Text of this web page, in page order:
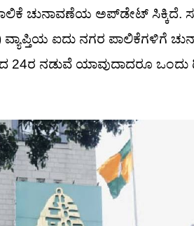
ಚುನಾವಣೆಯ ಅಪ್‌ಡೇಟ್ ಸಿಕ್ಕಿದೆ.
ವ್ಯಾಪ್ತಿಯ ಐದು ನಗರ ಪಾಲಿಕೆಗಳಿಗೆ
24ರ ನಡುವೆ ಯಾವುದಾದರೂ